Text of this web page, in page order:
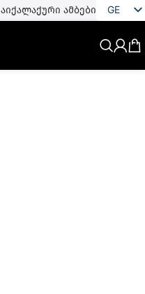
აიქალაქური ამბები
GE